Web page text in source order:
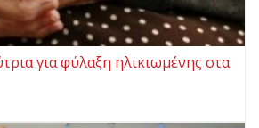
για φύλαξη ηλικιωμένης στα